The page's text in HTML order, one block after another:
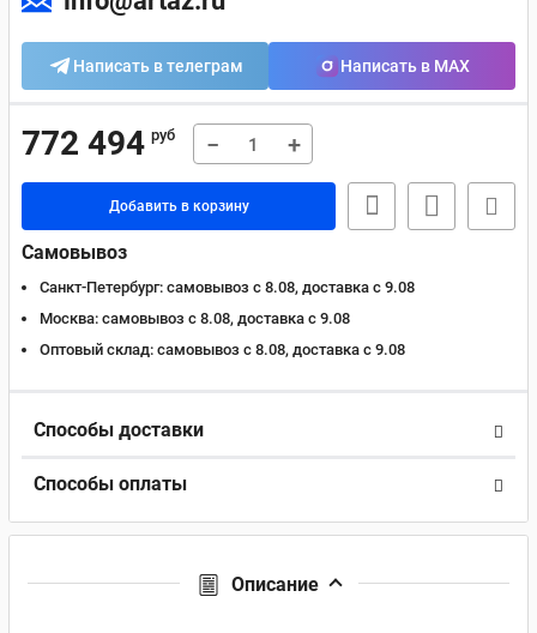
Написать в телеграм Написать в MAX
772 494 руб − +
Добавить в корзину
Самовывоз
Санкт-Петербург: самовывоз с 8.08, доставка c 9.08
Москва: самовывоз с 8.08, доставка c 9.08
Оптовый склад: самовывоз с 8.08, доставка c 9.08
Способы доставки
Способы оплаты
Описание